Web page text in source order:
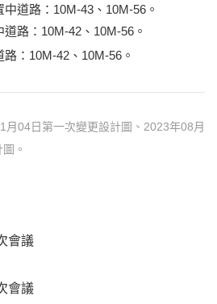
道路：10M-43、10M-56。
路：10M-42、10M-56。
：10M-42、10M-56。
月04日第一次變更設計圖、2023年08月
。